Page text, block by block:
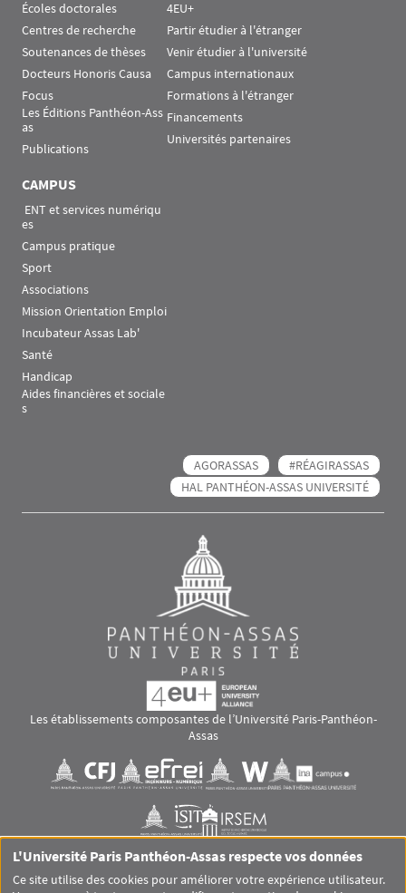
Écoles doctorales
Centres de recherche
Soutenances de thèses
Docteurs Honoris Causa
Focus
Les Éditions Panthéon-Ass
as
Publications
4EU+
Partir étudier à l'étranger
Venir étudier à l'université
Campus internationaux
Formations à l'étranger
Financements
Universités partenaires
CAMPUS
es
Campus pratique
Sport
Associations
Mission Orientation Emploi
Incubateur Assas Lab'
Santé
Handicap
Aides financières et sociale
s
AGORASSAS
#RÉAGIRASSAS
HAL PANTHÉON-ASSAS UNIVERSITÉ
Les établissements composantes de l’Université Paris-Panthéon-
Assas
Visuel svgVisuel svg Visuel svgVisuel svg
Visuel svgVisuel svg
RS footer
L'Université Paris Panthéon-Assas respecte vos données
Ce site utilise des cookies pour améliorer votre expérience utilisateur.